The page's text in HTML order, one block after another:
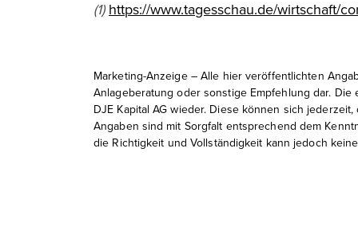
(1)https://www.tagesschau.de/wirtschaft/
Marketing-Anzeige – Alle hier veröffentlichten
Anlageberatung oder sonstige Empfehlung dar.
DJE Kapital AG wieder. Diese können sich
Angaben sind mit Sorgfalt entsprechend dem
die Richtigkeit und Vollständigkeit kann jedoch